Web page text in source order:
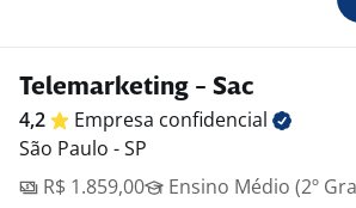
Telemarketing - Sac
4,2 Empresa confidencial
São Paulo - SP
R$ 1.859,00
Ensino Médio (2º